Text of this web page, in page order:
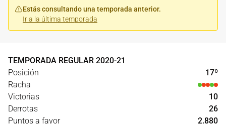
Estás consultando una temporada anterior.
Ir a la última temporada
TEMPORADA REGULAR 2020-21
Posición
17º
Racha
Victorias
10
Derrotas
26
Puntos a favor
2.880